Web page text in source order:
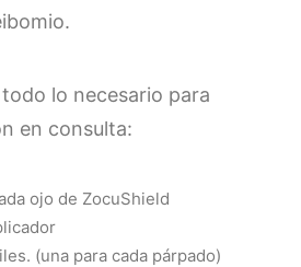
lo necesario para
en consulta:
ojo de ZocuShield
(una para cada párpado)